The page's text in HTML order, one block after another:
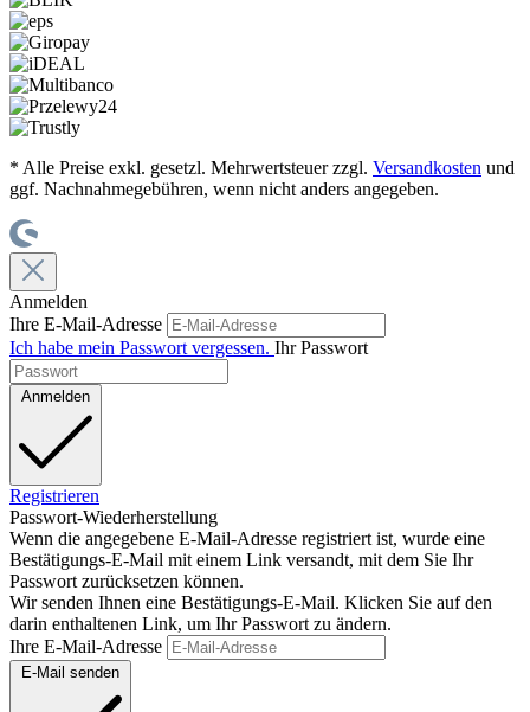
* Alle Preise exkl. gesetzl. Mehrwertsteuer zzgl. Versandkosten und
ggf. Nachnahmegebühren, wenn nicht anders angegeben.
Anmelden
Ihre E-Mail-Adresse
Ich habe mein Passwort vergessen. Ihr Passwort
Anmelden
Registrieren
Passwort-Wiederherstellung
Wenn die angegebene E-Mail-Adresse registriert ist, wurde eine
Bestätigungs-E-Mail mit einem Link versandt, mit dem Sie Ihr
Passwort zurücksetzen können.
Wir senden Ihnen eine Bestätigungs-E-Mail. Klicken Sie auf den
darin enthaltenen Link, um Ihr Passwort zu ändern.
Ihre E-Mail-Adresse
E-Mail senden